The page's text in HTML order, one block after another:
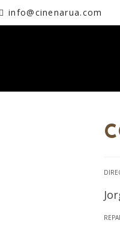
info@cinenarua.com